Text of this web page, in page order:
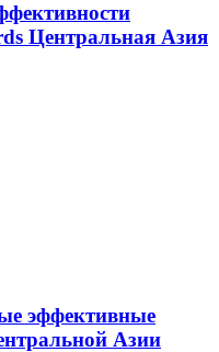
Центральная Азия
эффективные
Азии